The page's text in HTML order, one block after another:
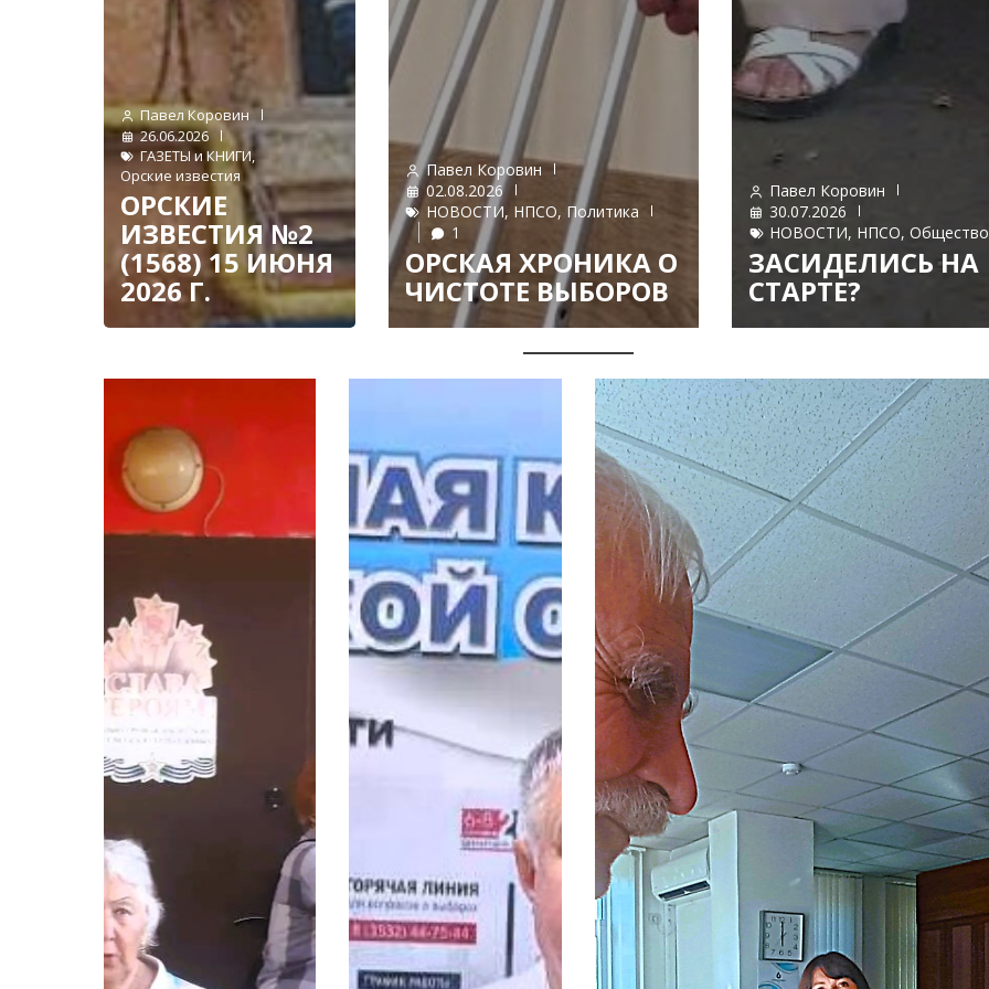
Павел Коровин
26.06.2026
ГАЗЕТЫ и КНИГИ,
Орские известия
ОРСКИЕ
ИЗВЕСТИЯ №2
(1568) 15 ИЮНЯ
2026 Г.
Павел Коровин
02.08.2026
НОВОСТИ, НПСО, Политика
1
ОРСКАЯ ХРОНИКА О
ЧИСТОТЕ ВЫБОРОВ
Павел Коровин
30.07.2026
НОВОСТИ, НПСО,Общество
ЗАСИДЕЛИСЬ НА
СТАРТЕ?